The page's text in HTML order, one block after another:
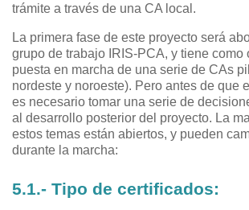
trámite a través de una CA local.
La primera fase de este proyecto será
grupo de trabajo IRIS-PCA, y tiene como
puesta en marcha de una serie de CAs
nordeste y noroeste). Pero antes de que
es necesario tomar una serie de
al desarrollo posterior del proyecto. La
estos temas están abiertos, y pueden
durante la marcha:
5.1.- Tipo de certificados: